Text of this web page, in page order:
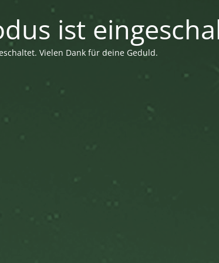
ist
Vielen Dank für deine Geduld.